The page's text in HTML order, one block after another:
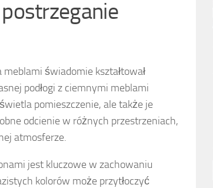
meblami świadomie kształtował
podłogi z ciemnymi meblami
pomieszczenie, ale także je
odcienie w różnych przestrzeniach,
atmosferze.
jest kluczowe w zachowaniu
kolorów może przytłoczyć